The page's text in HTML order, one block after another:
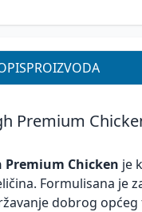
PROIZVODA
Premium
Premium Chicken je
Formulisana je
dobrog općeg